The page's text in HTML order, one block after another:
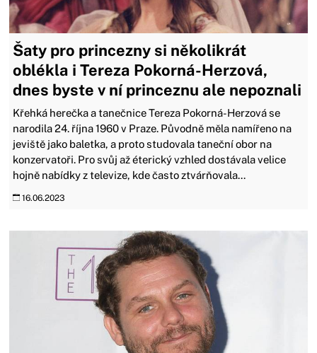
Šaty pro princezny si několikrát
oblékla i Tereza Pokorná-Herzová,
dnes byste v ní princeznu ale nepoznali
Křehká herečka a tanečnice Tereza Pokorná-Herzová se
narodila 24. října 1960 v Praze. Původně měla namířeno na
jeviště jako baletka, a proto studovala taneční obor na
konzervatoři. Pro svůj až éterický vzhled dostávala velice
hojně nabídky z televize, kde často ztvárňovala...
16.06.2023